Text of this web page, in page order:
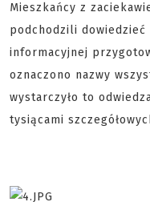
Mieszkańcy z
podchodzili
informacyjnej
oznaczono nazwy
wystarczyło to
tysiącami